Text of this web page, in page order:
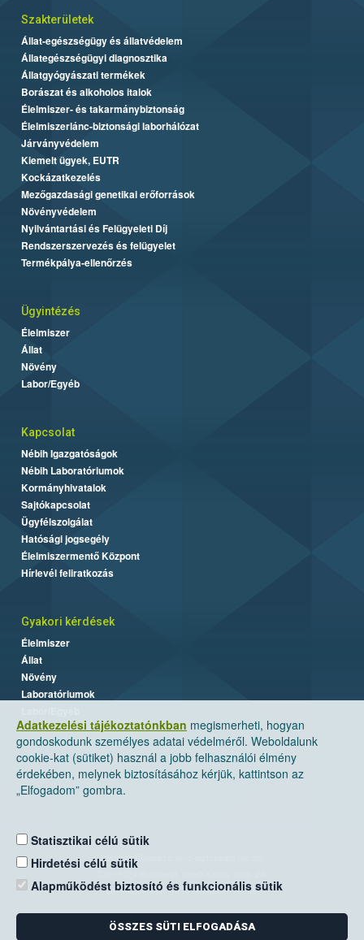
Adatkezelési tájékoztatónkban megismerheti, hogyan
gondoskodunk személyes adatai védelméről. Weboldalunk
cookie-kat (sütiket) használ a jobb felhasználói élmény
érdekében, melynek biztosításához kérjük, kattintson az
„Elfogadom” gombra.
Statisztikai célú sütik
Hirdetési célú sütik
Alapműködést biztosító és funkcionális sütik
ÖSSZES SÜTI ELFOGADÁSA
Szakterületek
Állat-egészségügy és állatvédelem
Állategészségügyi diagnosztika
Állatgyógyászati termékek
Borászat és alkoholos italok
Élelmiszer- és takarmánybiztonság
Élelmiszerlánc-biztonsági laborhálózat
Járványvédelem
Kiemelt ügyek, EUTR
Kockázatkezelés
Mezőgazdasági genetikai erőforrások
Növényvédelem
Nyilvántartási és Felügyeleti Díj
Rendszerszervezés és felügyelet
Termékpálya-ellenőrzés
Ügyintézés
Élelmiszer
Állat
Növény
Labor/Egyéb
Kapcsolat
Nébih Igazgatóságok
Nébih Laboratóriumok
Kormányhivatalok
Sajtókapcsolat
Ügyfélszolgálat
Hatósági jogsegély
Élelmiszermentő Központ
Hírlevél feliratkozás
Gyakori kérdések
Élelmiszer
Állat
Növény
Laboratóriumok
Nemzeti Élelmiszerlánc-biztonsági Hivatal
Levelezési cím: 1525 Budapest. Pf. 30.
E-mail:ugyfelszolgalat@nebih.gov.hu